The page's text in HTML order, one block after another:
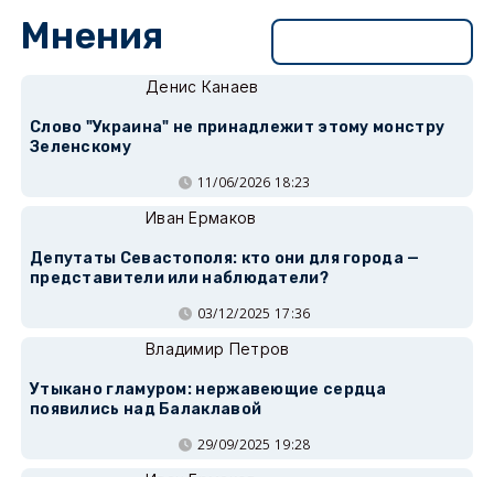
Мнения
Денис Канаев
Слово "Украина" не принадлежит этому монстру
Зеленскому
11/06/2026 18:23
Иван Ермаков
Депутаты Севастополя: кто они для города —
представители или наблюдатели?
03/12/2025 17:36
Владимир Петров
Утыкано гламуром: нержавеющие сердца
появились над Балаклавой
29/09/2025 19:28